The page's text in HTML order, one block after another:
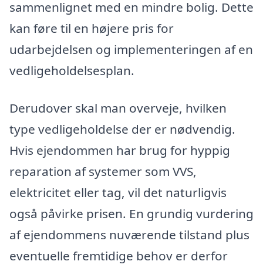
sammenlignet med en mindre bolig. Dette
kan føre til en højere pris for
udarbejdelsen og implementeringen af en
vedligeholdelsesplan.
Derudover skal man overveje, hvilken
type vedligeholdelse der er nødvendig.
Hvis ejendommen har brug for hyppig
reparation af systemer som VVS,
elektricitet eller tag, vil det naturligvis
også påvirke prisen. En grundig vurdering
af ejendommens nuværende tilstand plus
eventuelle fremtidige behov er derfor